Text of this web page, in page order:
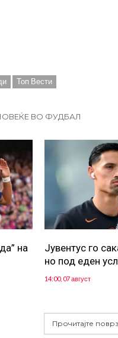
Топ Вести
ВО ФУДБАЛ
на
Јувентус го
но под еден
14:00, 07 август
Прочитајте